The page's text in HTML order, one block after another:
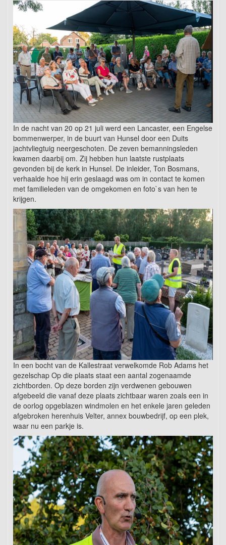
In de nacht van 20 op 21 juli werd een Lancaster, een Engelse
bommenwerper, in de buurt van Hunsel door een Duits
jachtvliegtuig neergeschoten. De zeven bemanningsleden
kwamen daarbij om. Zij hebben hun laatste rustplaats
gevonden bij de kerk in Hunsel. De inleider, Ton Bosmans,
verhaalde hoe hij erin geslaagd was om in contact te komen
met familieleden van de omgekomen en foto`s van hen te
krijgen.
In een bocht van de Kallestraat verwelkomde Rob Adams het
gezelschap Op die plaats staat een aantal zogenaamde
zichtborden. Op deze borden zijn verdwenen gebouwen
afgebeeld die vanaf deze plaats zichtbaar waren zoals een in
de oorlog opgeblazen windmolen en het enkele jaren geleden
afgebroken herenhuis Velter, annex bouwbedrijf, op een plek,
waar nu een parkje is.